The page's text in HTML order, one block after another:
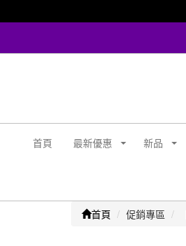
首頁 最新優惠 新品
首頁 促銷專區